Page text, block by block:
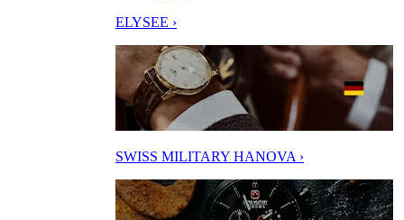
ELYSEE ›
SWISS MILITARY HANOVA ›